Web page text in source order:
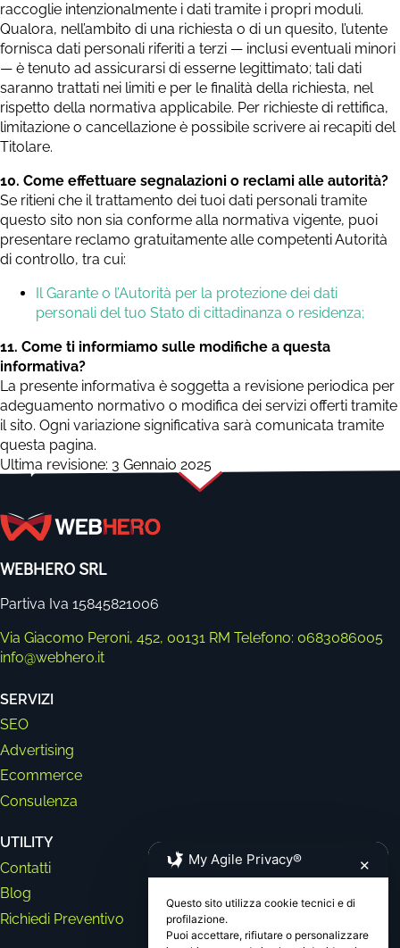
raccoglie intenzionalmente i dati tramite i propri moduli.
Qualora, nell’ambito di una richiesta o di un quesito, l’utente
fornisca dati personali riferiti a terzi — inclusi eventuali minori
— è tenuto ad assicurarsi di esserne legittimato; tali dati
saranno trattati nei limiti e per le finalità della richiesta, nel
rispetto della normativa applicabile. Per richieste di rettifica,
limitazione o cancellazione è possibile scrivere ai recapiti del
Titolare.
10. Come effettuare segnalazioni o reclami alle autorità?
Se ritieni che il trattamento dei tuoi dati personali tramite
questo sito non sia conforme alla normativa vigente, puoi
presentare reclamo gratuitamente alle competenti Autorità
di controllo, tra cui:
Il Garante o l’Autorità per la protezione dei dati
personali del tuo Stato di cittadinanza o residenza;
11. Come ti informiamo sulle modifiche a questa
informativa?
La presente informativa è soggetta a revisione periodica per
adeguamento normativo o modifica dei servizi offerti tramite
il sito. Ogni variazione significativa sarà comunicata tramite
questa pagina.
Ultima revisione: 3 Gennaio 2025
WEBHERO SRL
Partiva Iva 15845821006
Via Giacomo Peroni, 452, 00131 RM Telefono: 0683086005
info@webhero.it
SERVIZI
SEO
Advertising
Ecommerce
Consulenza
UTILITY
Contatti
Blog
Richiedi Preventivo
My Agile Privacy® ✕
Questo sito utilizza cookie tecnici e di
profilazione.
Puoi accettare, rifiutare o personalizzare